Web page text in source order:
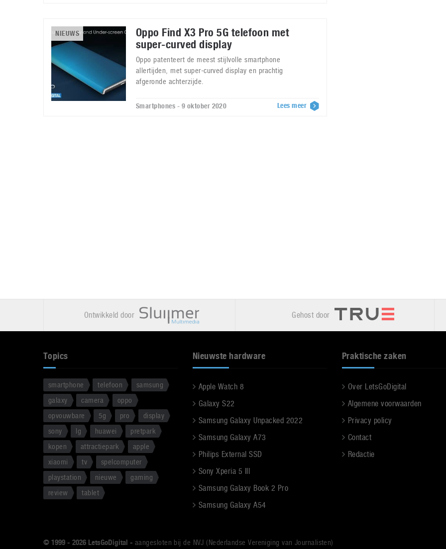
NIEUWS
Oppo Find X3 Pro 5G telefoon met
super-curved display
Oppo patenteert de meest stijlvolle smartphone
allertijden, met super-curved display en prachtig
afgeronde achterzijde.
Smartphones - 9 oktober 2020 Lees meer
Ontwikkeld door Gehost door
Topics
smartphone telefoon
samsung
galaxy
camera
oppo
opvouwbare
5g pro
display
sony
lg huawei
pretpark
kopen
attractiepark
apple
xiaomi
tv
spelcomputer
playstation
nieuwe
gaming
review
tablet
Nieuwste hardware
Apple Watch 8
Galaxy S22
Samsung Galaxy Unpacked 2022
Samsung Galaxy A73
Philips External SSD
Sony Xperia 5 III
Samsung Galaxy Book 2 Pro
Samsung Galaxy A54
Praktische zaken
Over LetsGoDigital
Algemene voorwaarden
Privacy policy
Contact
Redactie
© 1999 - 2026 LetsGoDigital - aangesloten bij de NVJ (Nederlandse Vereniging van Journalisten)